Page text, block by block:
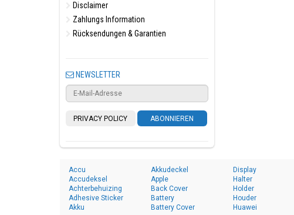
Disclaimer
Zahlungs Information
Rücksendungen & Garantien
NEWSLETTER
PRIVACY POLICY ABONNIEREN
Accu
Accudeksel
Achterbehuizing
Adhesive Sticker
Akku
Akkudeckel
Apple
Back Cover
Battery
Battery Cover
Display
Halter
Holder
Houder
Huawei